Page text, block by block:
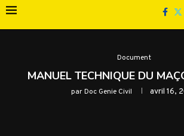
Document
MANUEL TECHNIQUE DU
parDoc Genie Civil avril 16,